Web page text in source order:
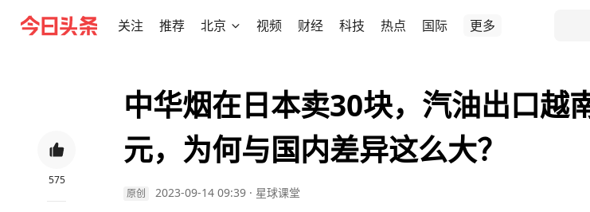
关注 推荐 北京 视频 财经 科技 热点 国际 更多
575
中华烟在日本卖30块，汽油出口越
元，为何与国内差异这么大？
原创 2023-09-14 09:39 · 星球课堂